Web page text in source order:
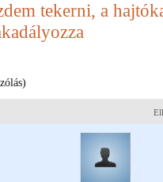
tekerni, a